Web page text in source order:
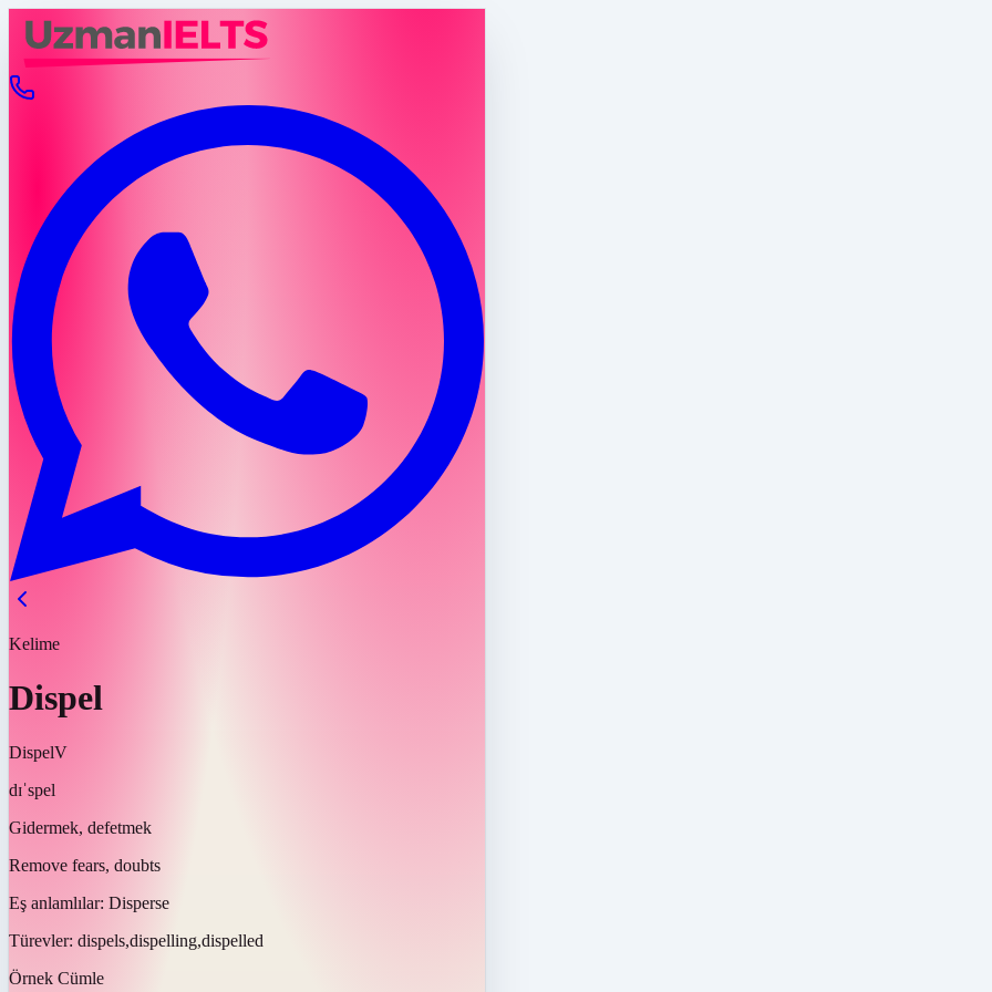
Kelime
Dispel
DispelV
dɪˈspel
Gidermek, defetmek
Remove fears, doubts
Eş anlamlılar: Disperse
Türevler: dispels,dispelling,dispelled
Örnek Cümle